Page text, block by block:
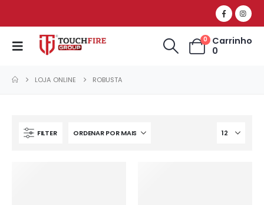
0
Carrinho
0
LOJA ONLINE ROBUSTA
FILTER